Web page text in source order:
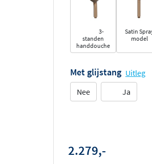
3-
standen
handdouche
Satin
model
Met glijstang Uitleg
Nee
Ja
2.279,-